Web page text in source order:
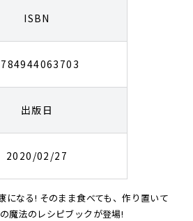
ISBN
出版日
2020/02/27
になる! そのまま食べても、作り置いて
魔法のレシピブックが登場!